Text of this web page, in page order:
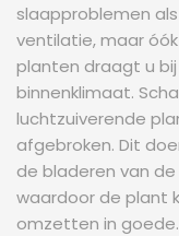
slaapproblemen
ventilatie, maar
planten draagt u
binnenklimaat.
luchtzuiverende
afgebroken. Dit
de bladeren van
waardoor de plant
omzetten in